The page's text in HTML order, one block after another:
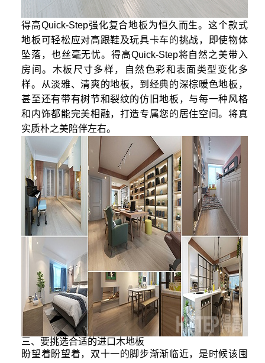
得高Quick-Step强化复合地板为恒久而生。这个款式
地板可轻松应对高跟鞋及玩具卡车的挑战，即使物体
坠落，也丝毫无忧。得高Quick-Step将自然之美带入
房间。木板尺寸多样，自然色彩和表面类型变化多
样。从淡雅、清爽的地板，到经典的深棕暖色地板，
甚至还有带有树节和裂纹的仿旧地板，与每一种风格
和内饰都能完美相融，打造专属您的居住空间。将真
实质朴之美陪伴左右。
三、要挑选合适的进口木地板
盼望着盼望着，双十一的脚步渐渐临近，是时候该囤